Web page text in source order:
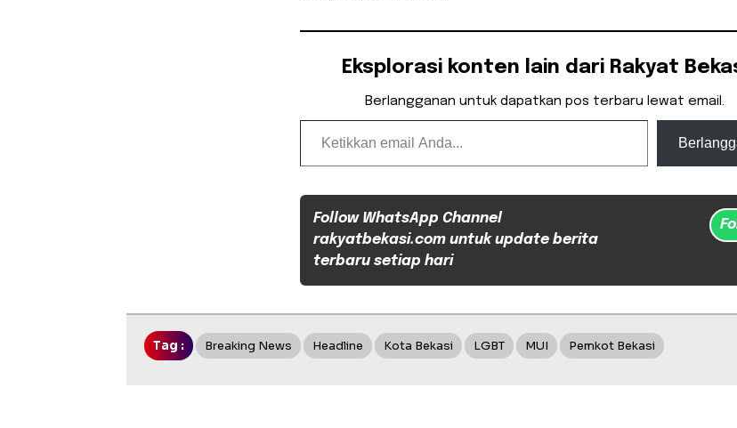
Eksplorasi konten lain dari Rakyat
Berlangganan untuk dapatkan pos terbaru lewat email.
Ketikkan email Anda...
Follow WhatsApp Channel
rakyatbekasi.com untuk update berita
terbaru setiap hari
Tag : Breaking News Headline Kota Bekasi LGBT MUI Pemkot Bekasi